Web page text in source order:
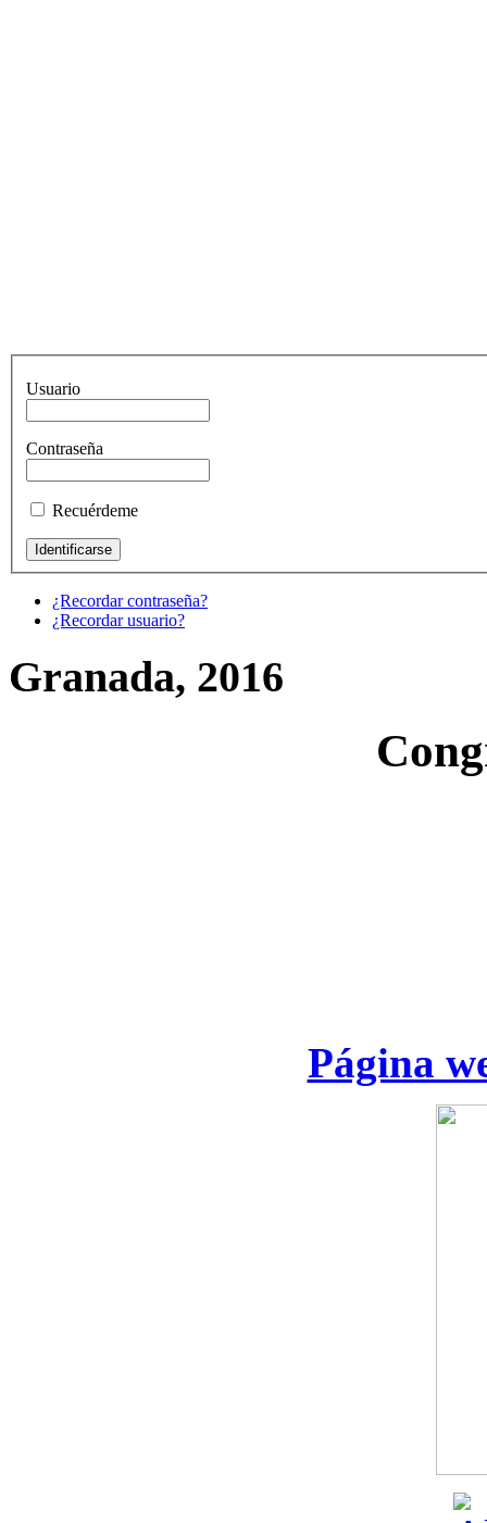
Usuario
Contraseña
Recuérdeme
¿Recordar contraseña?
¿Recordar usuario?
Granada, 2016
Página